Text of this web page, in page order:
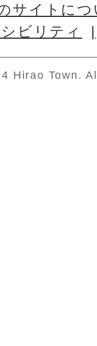
サイトに
ビリティ
Hirao Town.